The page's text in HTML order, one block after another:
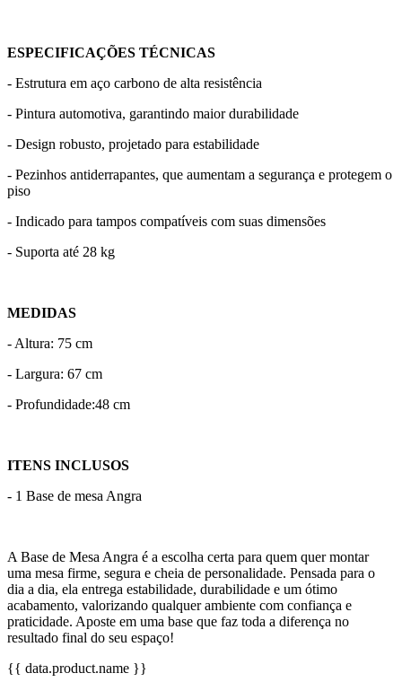
ESPECIFICAÇÕES TÉCNICAS
- Estrutura em aço carbono de alta resistência
- Pintura automotiva, garantindo maior durabilidade
- Design robusto, projetado para estabilidade
- Pezinhos antiderrapantes, que aumentam a segurança e protegem o
piso
- Indicado para tampos compatíveis com suas dimensões
- Suporta até 28 kg
MEDIDAS
- Altura: 75 cm
- Largura: 67 cm
- Profundidade:48 cm
ITENS INCLUSOS
- 1 Base de mesa Angra
A Base de Mesa Angra é a escolha certa para quem quer montar
uma mesa firme, segura e cheia de personalidade. Pensada para o
dia a dia, ela entrega estabilidade, durabilidade e um ótimo
acabamento, valorizando qualquer ambiente com confiança e
praticidade. Aposte em uma base que faz toda a diferença no
resultado final do seu espaço!
{{ data.product.name }}